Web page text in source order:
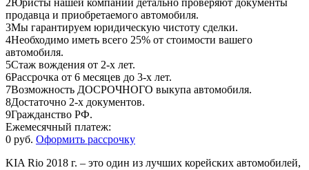
2Юристы нашей компании детально проверяют документы
продавца и приобретаемого автомобиля.
3Мы гарантируем юридическую чистоту сделки.
4Необходимо иметь всего 25% от стоимости вашего
автомобиля.
5Стаж вождения от 2-х лет.
6Рассрочка от 6 месяцев до 3-х лет.
7Возможность ДОСРОЧНОГО выкупа автомобиля.
8Достаточно 2-х документов.
9Гражданство РФ.
Ежемесячный платеж:
0 руб. Оформить рассрочку
KIA Rio 2018 г. – это один из лучших корейских автомобилей,